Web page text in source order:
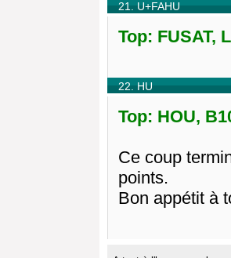
21. U+FAHU
Top: FUSAT,
22. HU
Top: HOU,
Ce coup
points.
Bon appétit à